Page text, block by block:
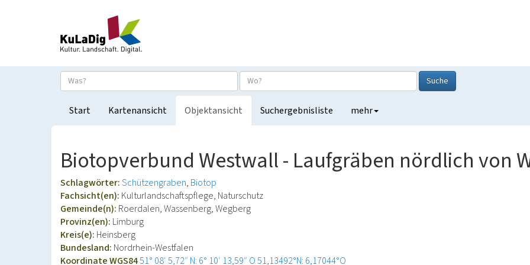
Suche
Start Kartenansicht Objektansicht Suchergebnisliste mehr
Biotopverbund Westwall - Laufgräben nördlich von
Schlagwörter:Schützengraben Biotop
Fachsicht(en): Kulturlandschaftspflege, Naturschutz
Gemeinde(n): Roerdalen, Wassenberg, Wegberg
Provinz(en): Limburg
Kreis(e): Heinsberg
Bundesland: Nordrhein-Westfalen
Koordinate WGS8451° 08′ 5,72″ N: 6° 10′ 13,59″ O51,13492°N: 6,17044°O